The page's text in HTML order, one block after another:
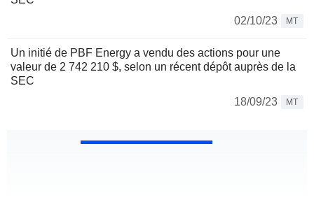
02/10/23
MT
Un initié de PBF Energy a vendu des actions pour une
valeur de 2 742 210 $, selon un récent dépôt auprès de la
SEC
18/09/23
MT